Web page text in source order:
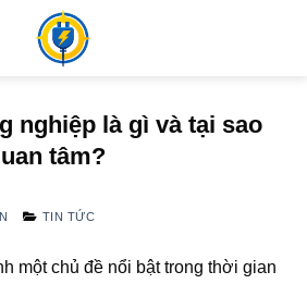
nghiệp là gì và tại sao
tâm?
TIN TỨC
một chủ đề nổi bật trong thời gian